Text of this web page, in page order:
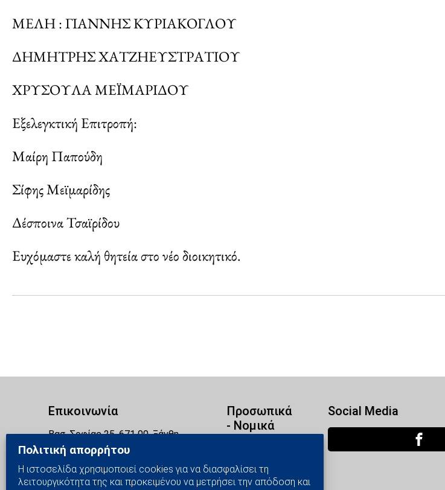
Πολιτική απορρήτου
Η ιστοσελίδα χρησιμοποιεί cookies για να διασφαλίσει τη
λειτουργικότητα της και προκειμένου να μετρήσει την απόδοση και
ΜΕΛΗ : ΓΙΑΝΝΗΣ ΚΥΡΙΑΚΟΓΛΟΥ
ΔΗΜΗΤΡΗΣ ΧΑΤΖΗΕΥΣΤΡΑΤΙΟΥ
ΧΡΥΣΟΥΛΑ ΜΕΪΜΑΡΙΔΟΥ
Εξελεγκτική Επιτροπή:
Μαίρη Παπούδη
Σίφης Μεϊμαρίδης
Δέσποινα Τσαϊρίδου
Ευχόμαστε καλή θητεία στο νέο διοικητικό.
Επικοινωνία
Βασ. Σοφίας 25, 671 00, Ξάνθη
+30 25410 700 50, 6944 125 845
mikrasiatesxanthis@yahoo.gr
www.mikrasiates-xanthis.gr
Προσωπικά
- Νομικά
Cookies
Πολιτική
Social Media